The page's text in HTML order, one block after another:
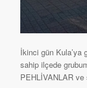
İkinci gün Kula’ya
sahip ilçede
PEHLİVANLAR